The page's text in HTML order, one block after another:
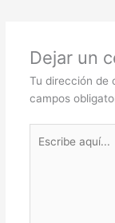
Dejar un
Tu dirección de
campos
aquí...